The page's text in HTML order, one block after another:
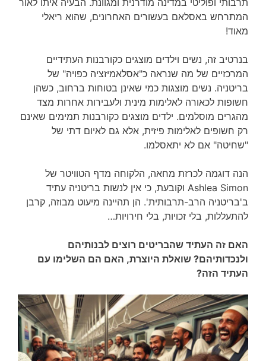
המתרחש באסלאם בעשורים האחרונים, שהוא ריאלי
מאוד!
בנרטיב זה, נשים וילדים מוצגים כקורבנות העתידיים
המרכזיים של מה שנראה כ"אסלאמיזציה כפויה" של
בריטניה. נשים מוצגות כמי שאינן בטוחות ברחוב, כשהן
חשופות לכאורה לאלימות מינית ולעבירות אחרות מצד
מהגרים מוסלמים. ילדים מוצגים כקורבנות תמימים שאינם
רק חשופים לאלימות פיזית, אלא גם לאיום דתי של
"שחיטה" אם לא יתאסלמו.
הנה דוגמה לכרזת מחאה, הלקוחה מדף הטוויטר של
Ashlea Simon וקובעת, כי אין לנשות בריטניה עתיד
ב'בריטניה הרב-תרבותית'. הן תהיינה מיעוט מבוזה, קרבן
להתעללות, בלי זכויות, בלי חירויות…
האם זה העתיד שהבריטים רוצים לבנותיהם
ולנכדותיהם? שואלת היוצרת, האם הם השלימו עם
העתיד הזה?